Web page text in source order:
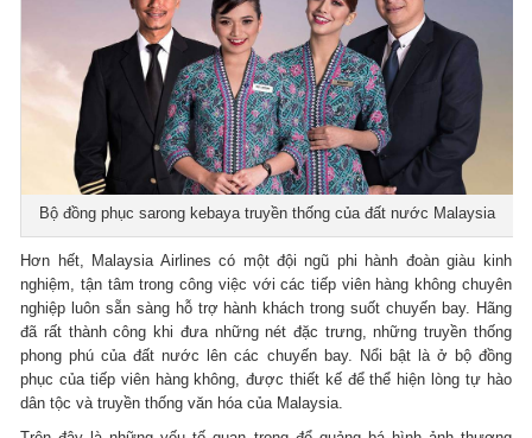
Bộ đồng phục sarong kebaya truyền thống của đất nước Malaysia
Hơn hết, Malaysia Airlines có một đội ngũ phi hành đoàn giàu kinh
nghiệm, tận tâm trong công việc với các tiếp viên hàng không chuyên
nghiệp luôn sẵn sàng hỗ trợ hành khách trong suốt chuyến bay. Hãng
đã rất thành công khi đưa những nét đặc trưng, những truyền thống
phong phú của đất nước lên các chuyến bay. Nổi bật là ở bộ đồng
phục của tiếp viên hàng không, được thiết kế để thể hiện lòng tự hào
dân tộc và truyền thống văn hóa của Malaysia.